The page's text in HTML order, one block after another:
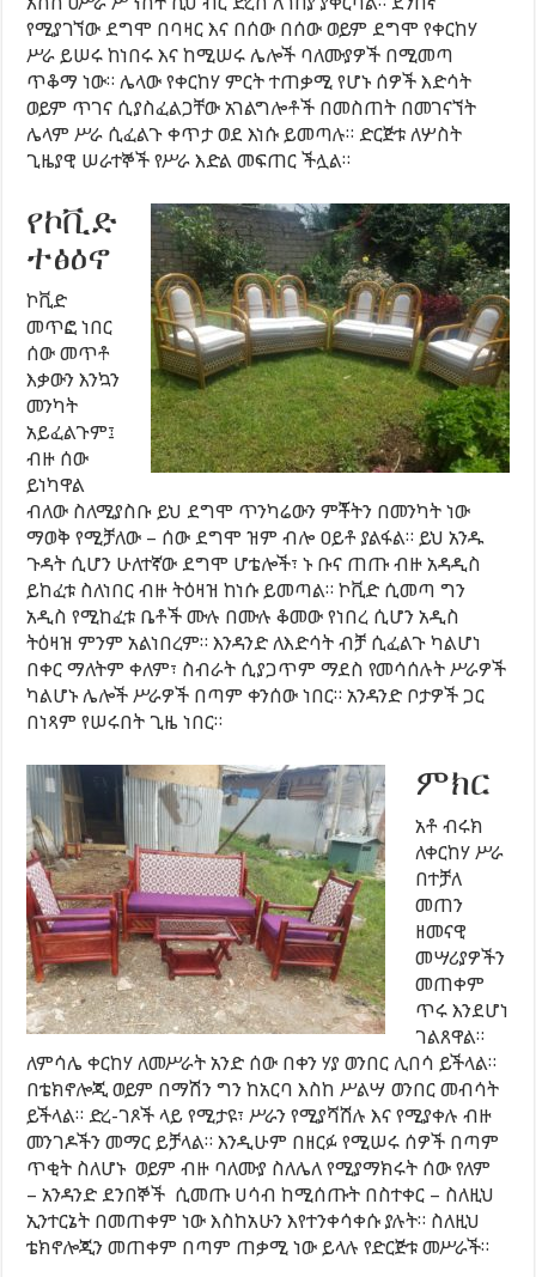
የሚያገኘው ደግሞ በባዛር እና በሰው በሰው ወይም ደግሞ የቀርከሃ
ሥራ ይሠሩ ከነበሩ እና ከሚሠሩ ሌሎች ባለሙያዎች በሚመጣ
ጥቆማ ነው። ሌላው የቀርከሃ ምርት ተጠቃሚ የሆኑ ሰዎች እድሳት
ወይም ጥገና ሲያስፈልጋቸው አገልግሎቶች በመስጠት በመገናኘት
ሌላም ሥራ ሲፈልጉ ቀጥታ ወደ እነሱ ይመጣሉ። ድርጅቱ ለሦስት
ጊዜያዊ ሠራተኞች የሥራ እድል መፍጠር ችሏል።
የኮቪድ
ተፅዕኖ
ኮቪድ
መጥፎ ነበር
ሰው መጥቶ
እቃውን እንኳን
መንካት
አይፈልጉም፤
ብዙ ሰው
ይነካዋል
ብለው ስለሚያስቡ ይህ ደግሞ ጥንካሬውን ምቾትን በመንካት ነው
ማወቅ የሚቻለው – ሰው ደግሞ ዝም ብሎ ዐይቶ ያልፋል። ይህ አንዱ
ጉዳት ሲሆን ሁለተኛው ደግሞ ሆቴሎች፣ ኑ ቡና ጠጡ ብዙ አዳዲስ
ይከፈቱ ስለነበር ብዙ ትዕዛዝ ከነሱ ይመጣል። ኮቪድ ሲመጣ ግን
አዲስ የሚከፈቱ ቤቶች ሙሉ በሙሉ ቆመው የነበረ ሲሆን አዲስ
ትዕዛዝ ምንም አልነበረም። እንዳንድ ለእድሳት ብቻ ሲፈልጉ ካልሆነ
በቀር ማለትም ቀለም፣ ስብራት ሲያጋጥም ማደስ የመሳሰሉት ሥራዎች
ካልሆኑ ሌሎች ሥራዎች በጣም ቀንሰው ነበር። አንዳንድ ቦታዎች ጋር
በነጻም የሠሩበት ጊዜ ነበር።
ምክር
አቶ ብሩክ
ለቀርከሃ ሥራ
በተቻለ
መጠን
ዘመናዊ
መሣሪያዎችን
መጠቀም
ጥሩ እንደሆነ
ገልጸዋል።
ለምሳሌ ቀርከሃ ለመሥራት አንድ ሰው በቀን ሃያ ወንበር ሊበሳ ይችላል።
በቴክኖሎጂ ወይም በማሽን ግን ከአርባ እስከ ሥልሣ ወንበር መብሳት
ይችላል። ድረ-ገጾች ላይ የሚታዩ፣ ሥራን የሚያሻሽሉ እና የሚያቀሉ ብዙ
መንገዶችን መማር ይቻላል። እንዲሁም በዘርፉ የሚሠሩ ሰዎች በጣም
ጥቂት ስለሆኑ ወይም ብዙ ባለሙያ ስለሌለ የሚያማክሩት ሰው የለም
– አንዳንድ ደንበኞች ሲመጡ ሀሳብ ከሚሰጡት በስተቀር – ስለዚህ
ኢንተርኔት በመጠቀም ነው እስከአሁን እየተንቀሳቀሱ ያሉት። ስለዚህ
ቴክኖሎጂን መጠቀም በጣም ጠቃሚ ነው ይላሉ የድርጅቱ መሥራች።